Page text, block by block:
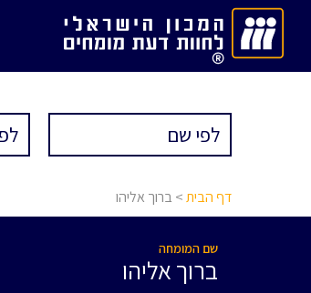
דף הבית> ברוך אליהו
שם המומחה
ברוך אליהו